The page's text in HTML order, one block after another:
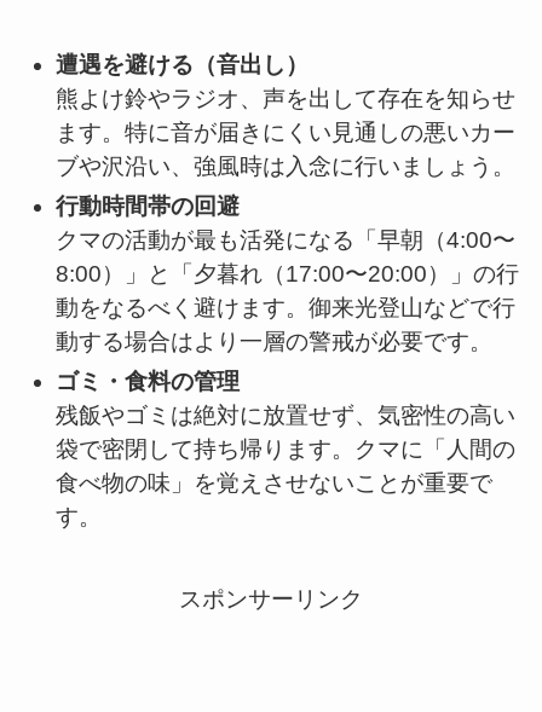
遭遇を避ける（音出し）
熊よけ鈴やラジオ、声を出して存在を知らせ
ます。特に音が届きにくい見通しの悪いカー
ブや沢沿い、強風時は入念に行いましょう。
行動時間帯の回避
クマの活動が最も活発になる「早朝（4:00〜
8:00）」と「夕暮れ（17:00〜20:00）」の行
動をなるべく避けます。御来光登山などで行
動する場合はより一層の警戒が必要です。
ゴミ・食料の管理
残飯やゴミは絶対に放置せず、気密性の高い
袋で密閉して持ち帰ります。クマに「人間の
食べ物の味」を覚えさせないことが重要で
す。
スポンサーリンク